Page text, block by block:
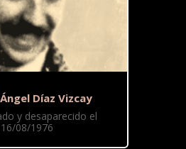
Díaz Vizcay
y desaparecido el
16/08/1976